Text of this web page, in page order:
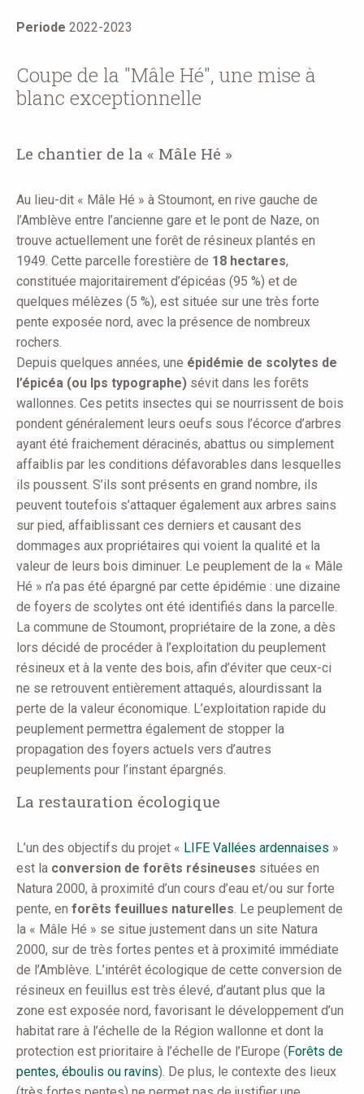
Periode 2022-2023
Coupe de la "Mâle Hé", une mise à
blanc exceptionnelle
Le chantier de la « Mâle Hé »
Au lieu-dit « Mâle Hé » à Stoumont, en rive gauche de
l’Amblève entre l’ancienne gare et le pont de Naze, on
trouve actuellement une forêt de résineux plantés en
1949. Cette parcelle forestière de 18 hectares,
constituée majoritairement d’épicéas (95 %) et de
quelques mélèzes (5 %), est située sur une très forte
pente exposée nord, avec la présence de nombreux
rochers.
Depuis quelques années, une épidémie de scolytes de
l’épicéa (ou Ips typographe) sévit dans les forêts
wallonnes. Ces petits insectes qui se nourrissent de bois
pondent généralement leurs oeufs sous l’écorce d’arbres
ayant été fraichement déracinés, abattus ou simplement
affaiblis par les conditions défavorables dans lesquelles
ils poussent. S’ils sont présents en grand nombre, ils
peuvent toutefois s’attaquer également aux arbres sains
sur pied, affaiblissant ces derniers et causant des
dommages aux propriétaires qui voient la qualité et la
valeur de leurs bois diminuer. Le peuplement de la « Mâle
Hé » n’a pas été épargné par cette épidémie : une dizaine
de foyers de scolytes ont été identifiés dans la parcelle.
La commune de Stoumont, propriétaire de la zone, a dès
lors décidé de procéder à l’exploitation du peuplement
résineux et à la vente des bois, afin d’éviter que ceux-ci
ne se retrouvent entièrement attaqués, alourdissant la
perte de la valeur économique. L’exploitation rapide du
peuplement permettra également de stopper la
propagation des foyers actuels vers d’autres
peuplements pour l’instant épargnés.
La restauration écologique
L’un des objectifs du projet « LIFE Vallées ardennaises »
est la conversion de forêts résineuses situées en
Natura 2000, à proximité d’un cours d’eau et/ou sur forte
pente, en forêts feuillues naturelles. Le peuplement de
la « Mâle Hé » se situe justement dans un site Natura
2000, sur de très fortes pentes et à proximité immédiate
de l’Amblève. L’intérêt écologique de cette conversion de
résineux en feuillus est très élevé, d’autant plus que la
zone est exposée nord, favorisant le développement d’un
habitat rare à l’échelle de la Région wallonne et dont la
protection est prioritaire à l’échelle de l’Europe (Forêts de
pentes, éboulis ou ravins). De plus, le contexte des lieux